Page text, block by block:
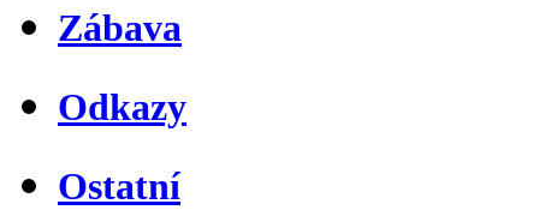
Zábava
Odkazy
Ostatní